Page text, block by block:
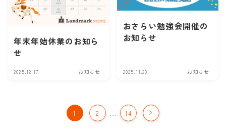
年末年始休業のお知ら
せ
2025.12.17 お知らせ
おさらい勉強会開催の
お知らせ
2025.11.20 お知らせ
1 2 … 14